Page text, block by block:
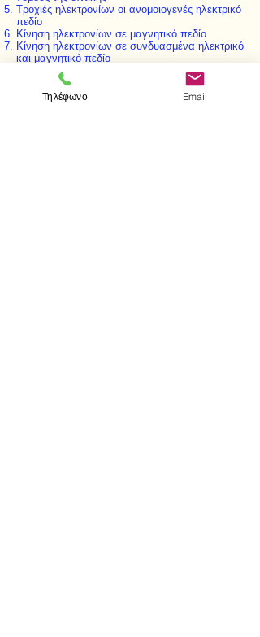
Τροχιές ηλεκτρονίων οι ανομοιογενές ηλεκτρικό
πεδίο
Κίνηση ηλεκτρονίων σε μαγνητικό πεδίο
Κίνηση ηλεκτρονίων σε συνδυασμένα ηλεκτρικό
και μαγνητικό πεδίο
Απλά ηλεκτρονικά οπτικά συστήματα
Σφάλματα ηλεκτρονικών φακών
Καθοδικοί σωλήνες
Τηλέφωνο Email